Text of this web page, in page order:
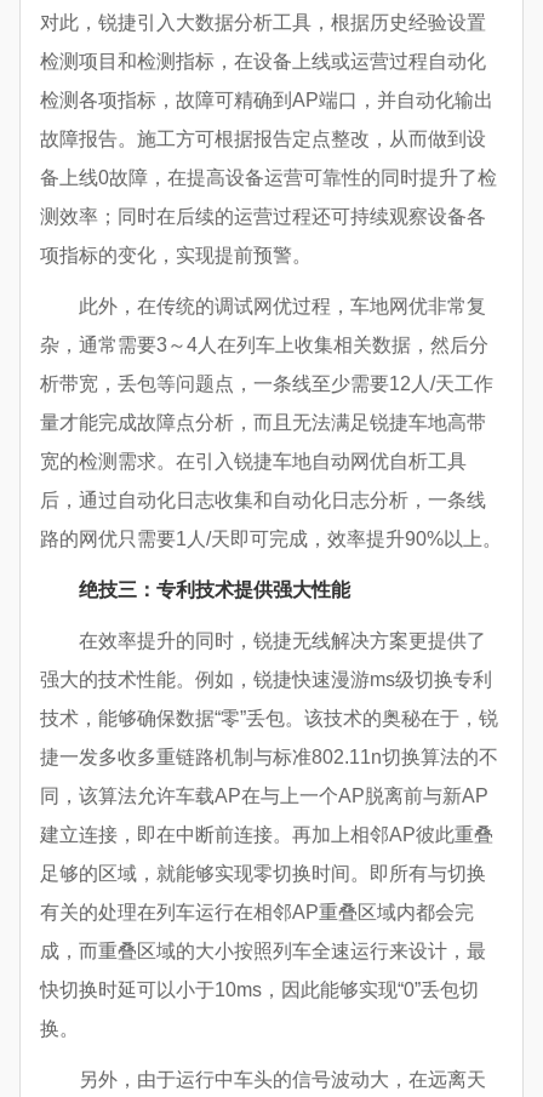
对此，锐捷引入大数据分析工具，根据历史经验设置
检测项目和检测指标，在设备上线或运营过程自动化
检测各项指标，故障可精确到AP端口，并自动化输出
故障报告。施工方可根据报告定点整改，从而做到设
备上线0故障，在提高设备运营可靠性的同时提升了检
测效率；同时在后续的运营过程还可持续观察设备各
项指标的变化，实现提前预警。
此外，在传统的调试网优过程，车地网优非常复
杂，通常需要3～4人在列车上收集相关数据，然后分
析带宽，丢包等问题点，一条线至少需要12人/天工作
量才能完成故障点分析，而且无法满足锐捷车地高带
宽的检测需求。在引入锐捷车地自动网优自析工具
后，通过自动化日志收集和自动化日志分析，一条线
路的网优只需要1人/天即可完成，效率提升90%以上。
绝技三 ：专利技术提供强大性能
在效率提升的同时，锐捷无线解决方案更提供了
强大的技术性能。例如，锐捷快速漫游ms级切换专利
技术，能够确保数据“零”丢包。该技术的奥秘在于，锐
捷一发多收多重链路机制与标准802.11n切换算法的不
同，该算法允许车载AP在与上一个AP脱离前与新AP
建立连接，即在中断前连接。再加上相邻AP彼此重叠
足够的区域，就能够实现零切换时间。即所有与切换
有关的处理在列车运行在相邻AP重叠区域内都会完
成，而重叠区域的大小按照列车全速运行来设计，最
快切换时延可以小于10ms，因此能够实现“0”丢包切
换。
另外，由于运行中车头的信号波动大，在远离天